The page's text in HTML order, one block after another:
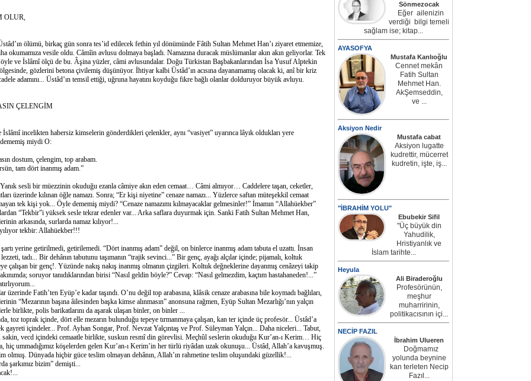
OLUR,
ölümü, birkaç gün sonra tes’id edilecek fethin yıl dönümünde Fâtih Sultan Mehmet Han’ı ziyaret etmemize,
okumamıza vesile oldu. Câmîin avlusu dolmaya başladı. Namazına duracak müslümanlar akın akın geliyorlar. Tek
ve İslâmî ölçü de bu. Âşina yüzler, câmi avlusundalar. Doğu Türkistan Başbakanlarından İsa Yusuf Alptekin
gözlerini betona çivilemiş düşünüyor. İhtiyar kalbi Üstâd’ın acısına dayanamamış olacak ki, anî bir kriz
adamını... Üstâd’ın temsil ettiği, uğruna hayatını koyduğu fikre bağlı olanlar dolduruyor büyük avluyu.
ÇELENGİM
incelikten habersiz kimselerin gönderdikleri çelenkler, aynı “vasiyet” uyarınca lâyık oldukları yere
miydi O:
dostum, çelengim, top arabam.
tam dört inanmış adam.”
sesli bir müezzinin okuduğu ezanla câmiye akın eden cemaat… Câmi almıyor… Caddelere taşan, ceketler,
üzerinde kılınan öğle namazı. Sonra; “Er kişi niyetine” cenaze namazı... Yüzlerce saftan müteşekkil cemaat
tek kişi yok... Öyle dememiş miydi? “Cenaze namazımı kılmayacaklar gelmesinler!” İmamın “Allahüekber”
“Tekbir”i yüksek sesle tekrar edenler var... Arka saflara duyurmak için. Sanki Fatih Sultan Mehmet Han,
arkasında, surlarda namaz kılıyor!...
tekbir: Allahüekber!!!
yerine getirilmedi, getirilemedi. “Dört inanmış adam” değil, on binlerce inanmış adam tabuta el uzattı. İnsan
tadı... Bir dehânın tabutunu taşımanın “trajik sevinci...” Bir genç, ayağı alçılar içinde; pijamalı, koltuk
çalışan bir genç!. Yüzünde nakış nakış inanmış olmanın çizgileri. Koltuk değneklerine dayanmış cenâzeyi takip
soruyor tanıdıklarından birisi “Nasıl geldin böyle?” Cevap: “Nasıl gelmezdim, kaçtım hastahaneden!...”
Fatih’ten Eyüp’e kadar taşındı. O’nu değil top arabasına, klâsik cenaze arabasına bile koymadı bağlıları,
“Mezarının başına âilesinden başka kimse alınmasın” anonsuna rağmen, Eyüp Sultan Mezarlığı’nın yalçın
birlikte, polis barikatlarını da aşarak ulaşan binler, on binler ...
toprak içinde, dört elle mezarın bulunduğu tepeye tırmanmaya çalışan, kan ter içinde üç profesör... Üstâd’a
gayreti içindeler... Prof. Ayhan Songar, Prof. Nevzat Yalçıntaş ve Prof. Süleyman Yalçın... Daha niceleri... Tabut,
sakin, vecd içindeki cemaatle birlikte, suskun resmî din görevlisi. Meçhûl seslerin okuduğu Kur’an-ı Kerim… Hiç
hiç ummadığımız köşelerden gelen Kur’an-ı Kerim’in her türlü riyâdan uzak okunuşu... Üstâd, Allah’a kavuşmuş.
olmuş. Dünyada hiçbir güce teslim olmayan dehânın, Allah’ın rahmetine teslim oluşundaki güzellik!...
bizim” demişti...
Sönmezocak
Eğer ailenizin
verdiği bilgi temeli
sağlam ise; kitap...
AYASOFYA
Mustafa Kanlıoğlu
Cennet mekân
Fatih Sultan
Mehmet Han.
AkŞemseddin,
ve ...
Aksiyon Nedir
Mustafa cabat
Aksiyon lugatte
kudrettir, mücerret
kudretin, işte, iş...
"İBRAHİM YOLU"
Ebubekir Sifil
"Üç büyük din
Yahudilik,
Hristiyanlık ve
İslam tarihte...
Heyula
Ali Biraderoğlu
Profesörünün,
meşhur
muharririnin,
politikacısının içi...
NECİP FAZIL
İbrahim Ulueren
Doğmamız
yolunda beynine
kan terleten Necip
Fazıl...